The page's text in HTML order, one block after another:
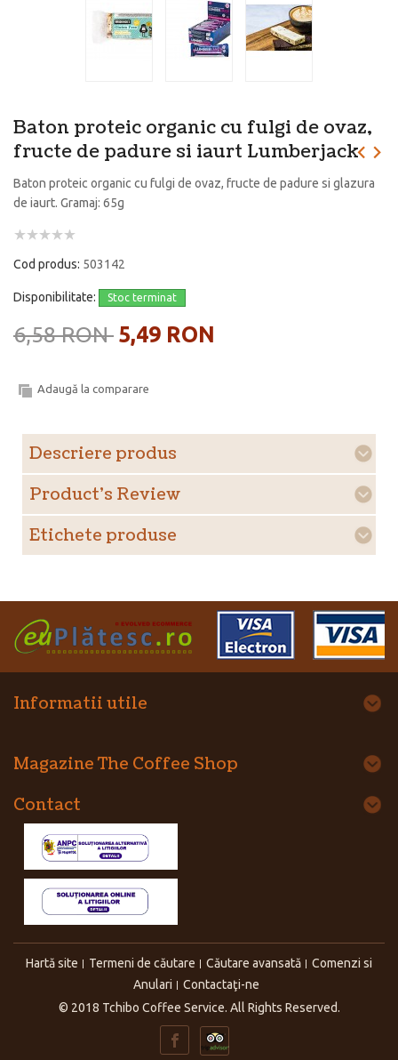
Baton proteic organic cu fulgi de ovaz,
fructe de padure si iaurt Lumberjack
Baton proteic organic cu fulgi de ovaz, fructe de padure si glazura
de iaurt. Gramaj: 65g
Cod produs: 503142
Disponibilitate: Stoc terminat
6,58 RON 5,49 RON
Adaugă la comparare
Descriere produs
Product's Review
Etichete produse
Informatii utile
Magazine The Coffee Shop
Contact
Hartă site Termeni de căutare Căutare avansată
Comenzi si
Anulari
Contactaţi-ne
© 2018 Tchibo Coffee Service. All Rights Reserved.